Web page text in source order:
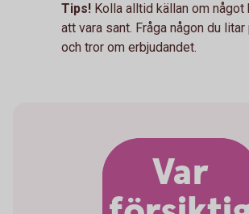
Tips! Kolla alltid källan om
att vara sant. Fråga någon du
och tror om erbjudandet.
Var